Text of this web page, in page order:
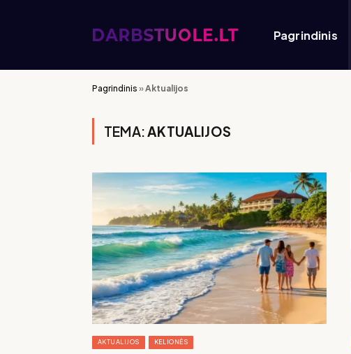
Pagrindinis
Pagrindinis »Aktualijos
TEMA:AKTUALIJOS
AKTUALIJOS KELIONĖS